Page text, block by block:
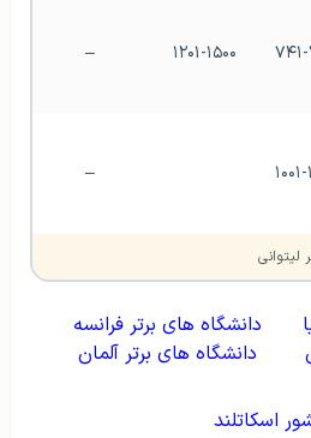
۷۵۰ ۱۲۰۱-۱۵۰۰ –
۱۲۰۰ –
لیتوانی
دانشگاه های برتر فرانسه
دانشگاه های برتر آلمان
اسکاتلند